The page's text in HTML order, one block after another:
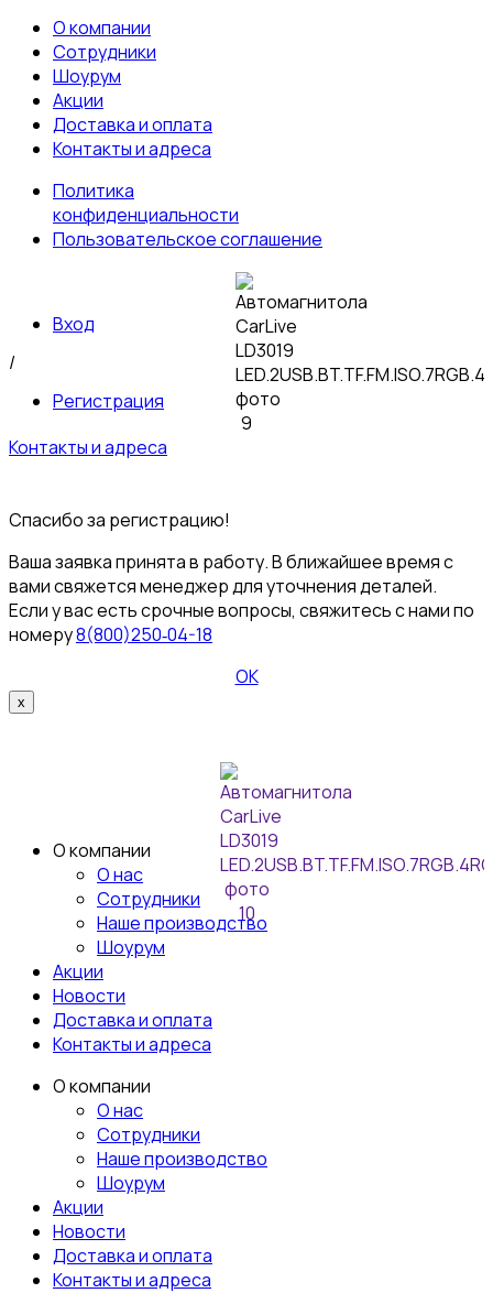
О компании
Сотрудники
Шоурум
Акции
Доставка и оплата
Контакты и адреса
Политика
конфиденциальности
Пользовательское соглашение
Вход
/
Регистрация
Контакты и адреса
Спасибо за регистрацию!
Ваша заявка принята в работу. В ближайшее время с
вами свяжется менеджер для уточнения деталей.
Если у вас есть срочные вопросы, свяжитесь с нами по
номеру8(800)250‑04-18
ОК
x
О компании
О нас
Сотрудники
Наше производство
Шоурум
Акции
Новости
Доставка и оплата
Контакты и адреса
О компании
О нас
Сотрудники
Наше производство
Шоурум
Акции
Новости
Доставка и оплата
Контакты и адреса